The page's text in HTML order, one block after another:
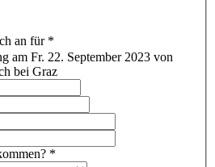
an für *
am Fr. 22. September 2023 von
bei Graz
*